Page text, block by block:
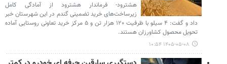
هشترود- فرماندار هشترود از آمادگی کامل
زیرساخت‌های خرید تضمینی گندم در این شهرستان خبر
داد و گفت: ۴ سیلو با ظرفیت ۱۲۰ هزار تن و ۵ مرکز خرید تعاونی روستایی آماده
تحویل محصول کشاورزان هستند.
۱۴۰۵-۰۵-۰۸ ۱۰:۵۴